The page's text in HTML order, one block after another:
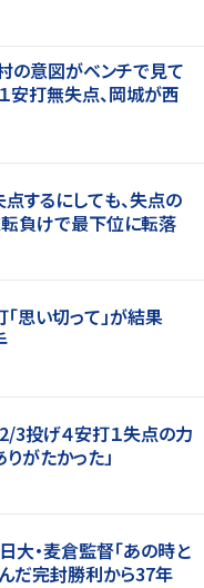
の意図がベンチで見て
安打無失点、岡城が西
点するにしても、失点の
負けで最下位に転落
思い切って」が結果
2/3投げ４安打１失点の力
がたかった」
大・麦倉監督「あの時と
だ完封勝利から37年